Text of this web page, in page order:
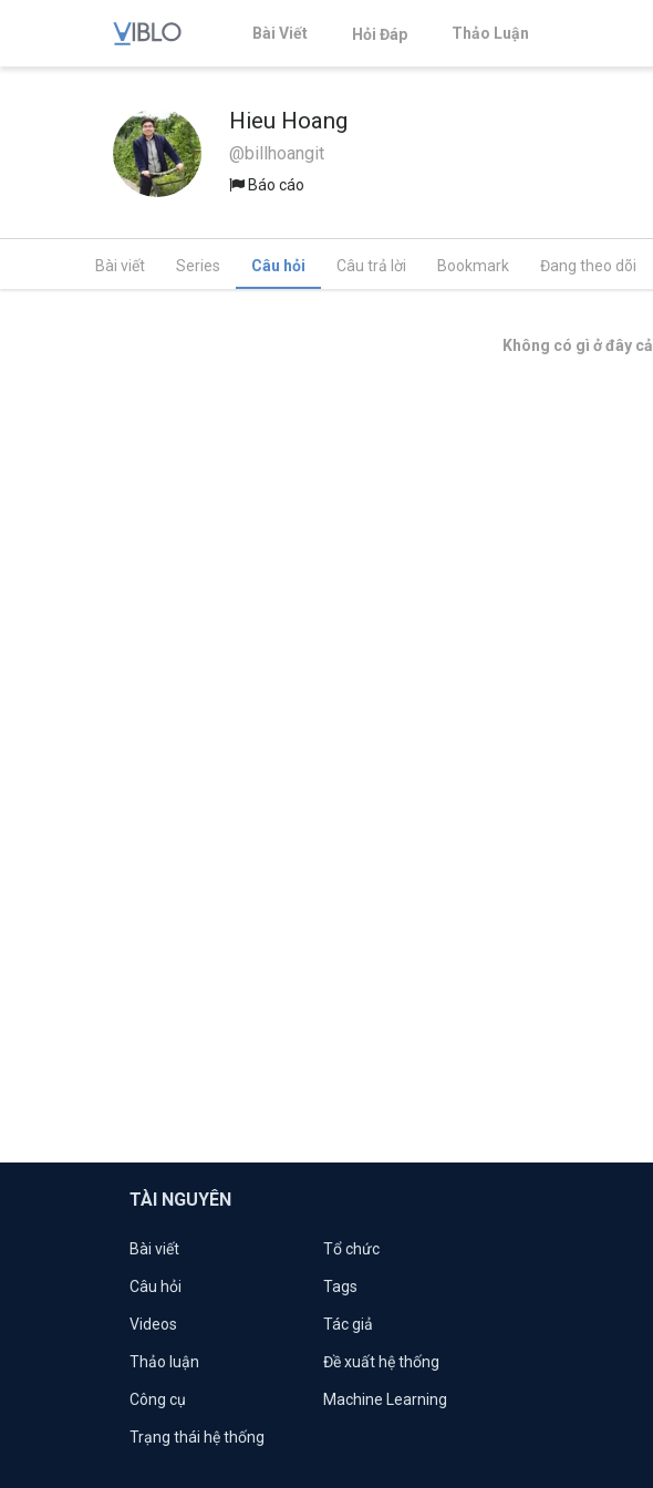
Bài Viết Hỏi Đáp Thảo Luận
Hieu Hoang
@billhoangit
Báo cáo
Bài viết Series Câu hỏi Câu trả lời Bookmark Đang theo dõi
Không có gì ở đây cả
TÀI NGUYÊN
Bài viết Tổ chức
Câu hỏi Tags
Videos Tác giả
Thảo luận Đề xuất hệ thống
Công cụ Machine Learning
Trạng thái hệ thống